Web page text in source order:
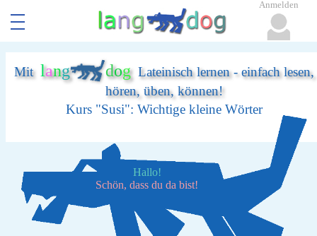
Mit lang dogLateinisch lernen - einfach lesen,
hören, üben, können!
Kurs "Susi": Wichtige kleine Wörter
Hallo!
Schön, dass du da bist!
Anmelden